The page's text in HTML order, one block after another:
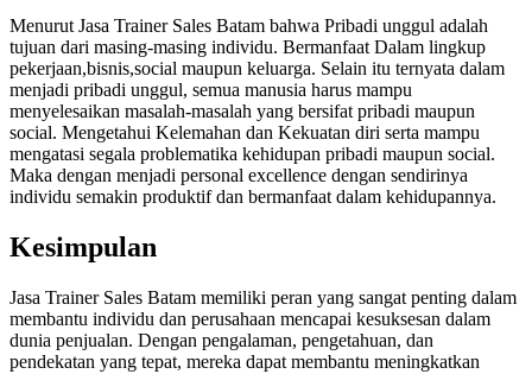
Menurut Jasa Trainer Sales Batam bahwa Pribadi unggul adalah
tujuan dari masing-masing individu. Bermanfaat Dalam lingkup
pekerjaan,bisnis,social maupun keluarga. Selain itu ternyata dalam
menjadi pribadi unggul, semua manusia harus mampu
menyelesaikan masalah-masalah yang bersifat pribadi maupun
social. Mengetahui Kelemahan dan Kekuatan diri serta mampu
mengatasi segala problematika kehidupan pribadi maupun social.
Maka dengan menjadi personal excellence dengan sendirinya
individu semakin produktif dan bermanfaat dalam kehidupannya.
Kesimpulan
Jasa Trainer Sales Batam memiliki peran yang sangat penting dalam
membantu individu dan perusahaan mencapai kesuksesan dalam
dunia penjualan. Dengan pengalaman, pengetahuan, dan
pendekatan yang tepat, mereka dapat membantu meningkatkan